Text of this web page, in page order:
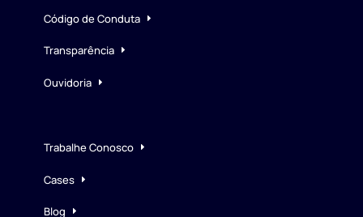
Código de Conduta
Transparência
Ouvidoria
Trabalhe Conosco
Cases
Blog